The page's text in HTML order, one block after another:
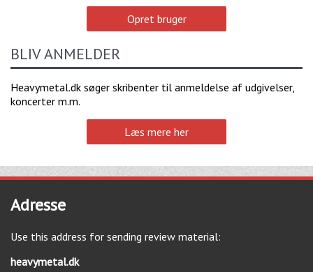
Opret bruger
BLIV ANMELDER
Heavymetal.dk søger skribenter til anmeldelse af udgivelser,
koncerter m.m.
Læs mere her
Adresse
Use this address for sending review material:
heavymetal.dk